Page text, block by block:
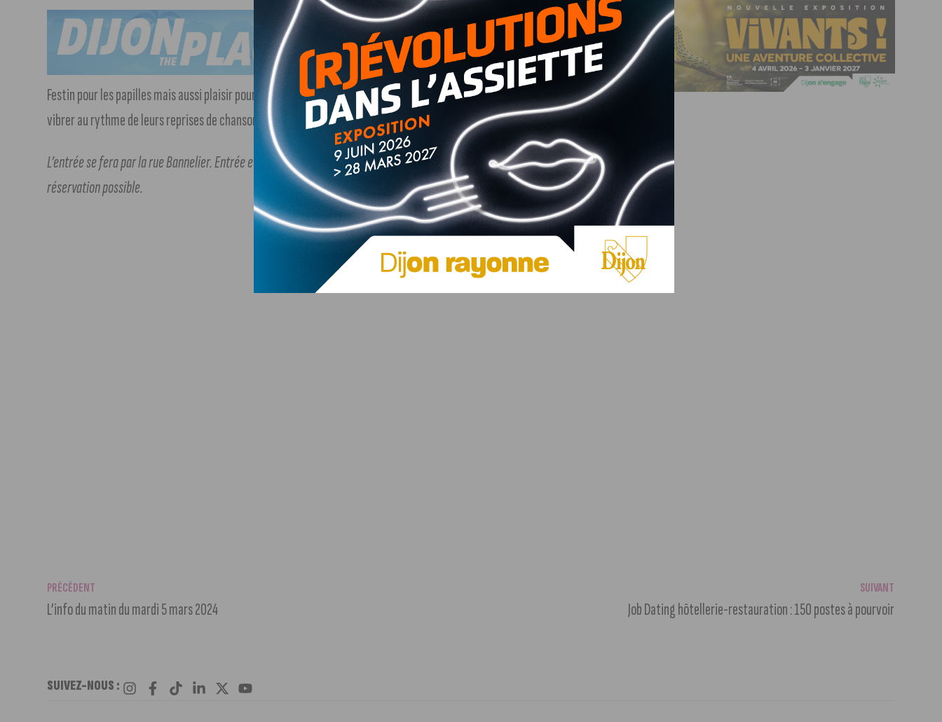
Festin pour les papilles mais aussi plaisir pour les oreilles : le groupe Fanny Williams sera de la partie pour vous faire
vibrer au rythme de leurs reprises de chansons populaires. Variété, pop, soul, jazz : il y en aura pour tous les goûts !
L’entrée se fera par la rue Bannelier. Entrée et concerts gratuits. Consommations et restauration payantes. Pas de
réservation possible.
PRÉCÉDENT
L’info du matin du mardi 5 mars 2024
SUIVANT
Job Dating hôtellerie-restauration : 150 postes à pourvoir
SUIVEZ-NOUS :